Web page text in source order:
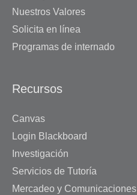
Nuestros Valores
Solicita en línea
Programas de internado
Recursos
Canvas
Login Blackboard
Investigación
Servicios de Tutoría
Mercadeo y Comunicaciones